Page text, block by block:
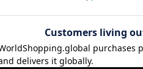
レビュー